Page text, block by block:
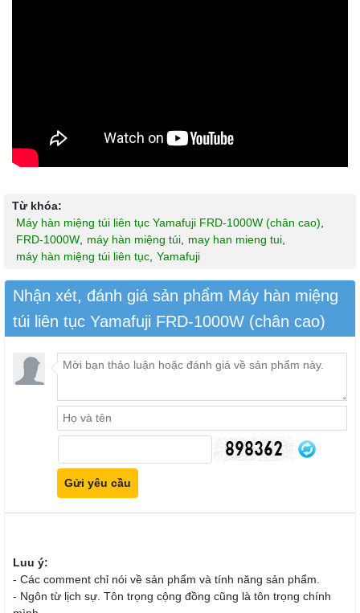
Từ khóa:
Máy hàn miệng túi liên tục Yamafuji FRD-1000W (chân cao)
FRD-1000W
máy hàn miệng túi may han mieng tui
máy hàn miệng túi liên tục Yamafuji
Nhận xét, đánh giá sản phẩm Máy hàn miệng
túi liên tục Yamafuji FRD-1000W (chân cao)
Luu ý:
- Các comment chỉ nói về sản phẩm và tính năng sản phẩm.
- Ngôn từ lịch sự. Tôn trọng cộng đồng cũng là tôn trọng chính